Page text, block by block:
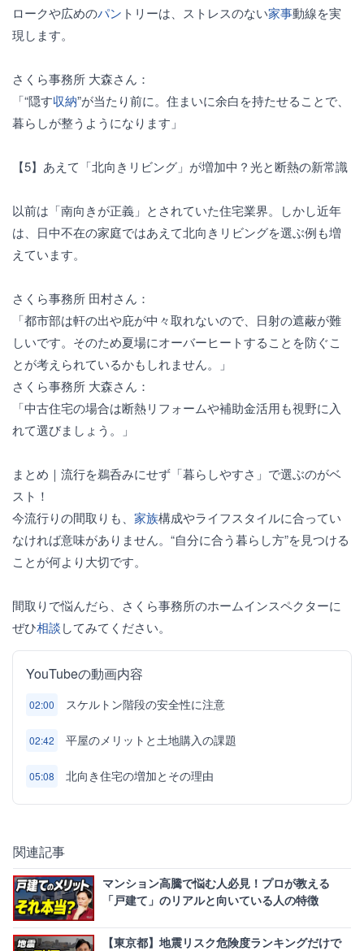
ロークや広めのパン トリーは、ストレスのない家事動線を実
現します。
さくら事務所 大森さん：
「“隠す収納”が当たり前に。住まいに余白を持たせることで、
暮らしが整うようになります」
【5】あえて「北向きリビング」が増加中？光と断熱の新常識
以前は「南向きが正義」とされていた住宅業界。しかし近年
は、日中不在の家庭ではあえて北向きリビングを選ぶ例も増
えています。
さくら事務所 田村さん：
「都市部は軒の出や庇が中々取れないので、日射の遮蔽が難
しいです。そのため夏場にオーバーヒートすることを防ぐこ
とが考えられているかもしれません。」
さくら事務所 大森さん：
「中古住宅の場合は断熱リフォームや補助金活用も視野に入
れて選びましょう。」
まとめ｜流行を鵜呑みにせず「暮らしやすさ」で選ぶのがベ
スト！
今流行りの間取りも、 家族構成やライフスタイルに合ってい
なければ意味がありません。“自分に合う暮らし方”を見つける
ことが何より大切です。
間取りで悩んだら、さくら事務所のホームインスペクターに
ぜひ相談してみてください。
YouTubeの動画内容
02:00 スケルトン階段の安全性に注意
02:42 平屋のメリットと土地購入の課題
05:08 北向き住宅の増加とその理由
関連記事
マンション高騰で悩む人必見！プロが教える
「戸建て」のリアルと向いている人の特徴
【東京都】地震リスク危険度ランキングだけで